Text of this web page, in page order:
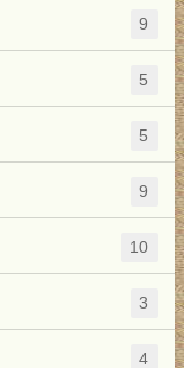
9
5
5
9
10
3
4